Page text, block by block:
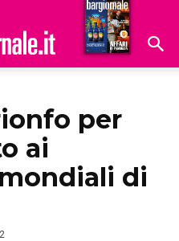
Hoteldomani
per
ai
di